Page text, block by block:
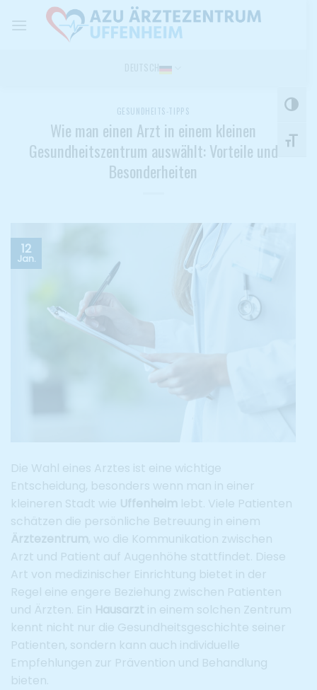
DEUTSCH
GESUNDHEITS-TIPPS
Wie man einen Arzt in einem kleinen
Gesundheitszentrum auswählt: Vorteile und
Besonderheiten
12
Jan.
Die Wahl eines Arztes ist eine wichtige
Entscheidung, besonders wenn man in einer
kleineren Stadt wie Uffenheim lebt. Viele Patienten
schätzen die persönliche Betreuung in einem
Ärztezentrum, wo die Kommunikation zwischen
Arzt und Patient auf Augenhöhe stattfindet. Diese
Art von medizinischer Einrichtung bietet in der
Regel eine engere Beziehung zwischen Patienten
und Ärzten. Ein Hausarzt in einem solchen Zentrum
kennt nicht nur die Gesundheitsgeschichte seiner
Patienten, sondern kann auch individuelle
Empfehlungen zur Prävention und Behandlung
bieten.